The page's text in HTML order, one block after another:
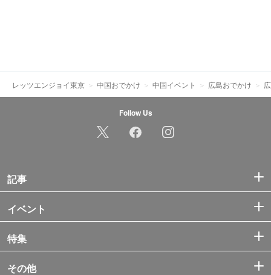
レッツエンジョイ東京 中国おでかけ 中国イベント 広島おでかけ
Follow Us
記事
イベント
特集
その他